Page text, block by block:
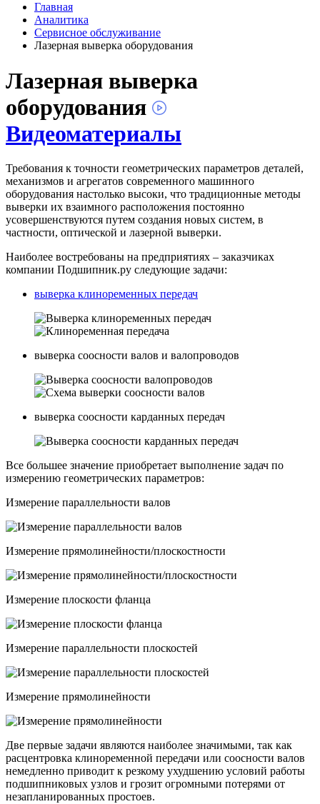
Главная
Аналитика
Сервисное обслуживание
Лазерная выверка оборудования
Лазерная выверка
оборудования
Видеоматериалы
Требования к точности геометрических параметров деталей,
механизмов и агрегатов современного машинного
оборудования настолько высоки, что традиционные методы
выверки их взаимного расположения постоянно
усовершенствуются путем создания новых систем, в
частности, оптической и лазерной выверки.
Наиболее востребованы на предприятиях – заказчиках
компании Подшипник.ру следующие задачи:
выверка клиноременных передач
выверка соосности валов и валопроводов
выверка соосности карданных передач
Все большее значение приобретает выполнение задач по
измерению геометрических параметров:
Измерение параллельности валов
Измерение прямолинейности/плоскостности
Измерение плоскости фланца
Измерение параллельности плоскостей
Измерение прямолинейности
Две первые задачи являются наиболее значимыми, так как
расцентровка клиноременной передачи или соосности валов
немедленно приводит к резкому ухудшению условий работы
подшипниковых узлов и грозит огромными потерями от
незапланированных простоев.